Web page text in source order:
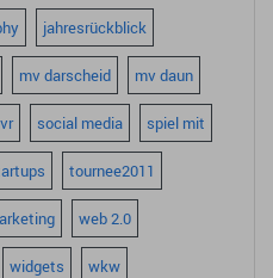
jahresrückblick
mv darscheid mv daun
social media spiel mit
tournee2011
web 2.0
widgets wkw